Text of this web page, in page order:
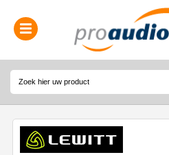
0314-364515